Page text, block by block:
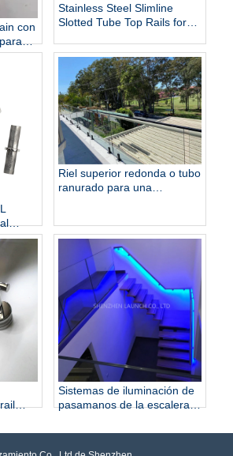
con
Stainless Steel Slimline
Slotted Tube Top Rails for
Fencing
y
Riel superior redonda o tubo
ranurado para una
Sistemas de iluminación de
pasamanos de la escalera